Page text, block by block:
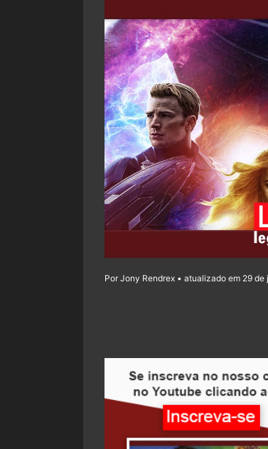
Por Jony Rendrex • atualizado em 29 de